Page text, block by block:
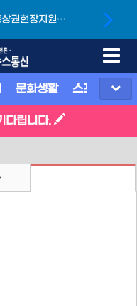
권현장지원단’
문화생활 스포츠 지
다립니다.